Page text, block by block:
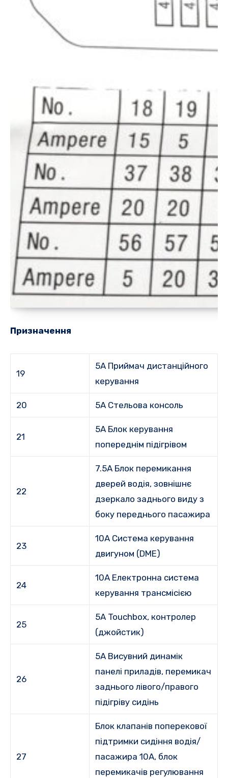
Призначення
19
5A Приймач дистанційного
керування
20 5А Стельова консоль
21
5A Блок керування
попереднім підігрівом
22
7.5A Блок перемикання
дверей водія, зовнішнє
дзеркало заднього виду з
боку переднього пасажира
23
10A Система керування
двигуном (DME)
24
10A Електронна система
керування трансмісією
25
5A Touchbox, контролер
(джойстик)
26
5A Висувний динамік
панелі приладів, перемикач
заднього лівого/правого
підігріву сидінь
27
Блок клапанів поперекової
підтримки сидіння водія/
пасажира 10A, блок
перемикачів регулювання